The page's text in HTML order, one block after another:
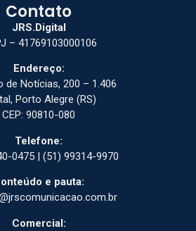
Contato
JRS.Digital
– 41769103000106
Endereço:
de Notícias, 200 – 1.406
Porto Alegre (RS)
CEP: 90810-080
Telefone:
0475 | (51) 99314-9970
e pauta:
Comercial: